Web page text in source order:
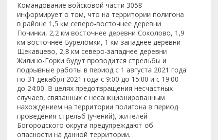
Командование войсковой части 3058
информирует о том, что на территории полигона
в районе 1,5 км северо-восточнее деревни
Починки, 2,2 км восточнее деревни Соколово, 1,9
км восточнее Буреломки, 1 км западнее деревни
Щекавцево, 2,8 км северо-западнее деревни
Жилино-Горки будут проводится стрельбы и
подрывные работы в период с 1 августа 2021 года
по 31 декабря 2021 года с 9:00 до 15:00 и с 19:00
до 24:00. В целях предотвращения несчастных
случаев, связанных с несанкционированным
нахождением на территории полигона в период
проведения стрельб (учений), жителей
Богородского округа предупреждают об
опасности на данной территории.